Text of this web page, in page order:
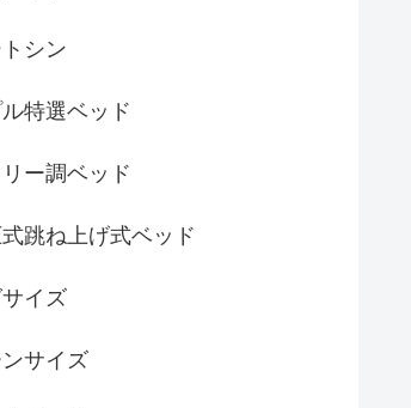
シン
特選ベッド
ー調ベッド
跳ね上げ式ベッド
イズ
サイズ